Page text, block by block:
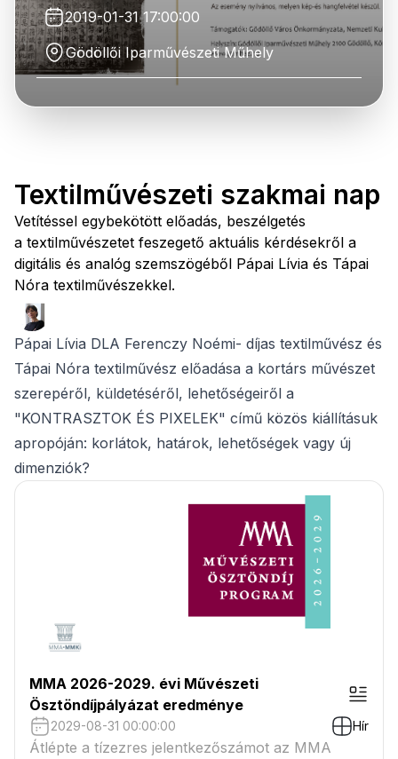
2019-01-31 17:00:00
Gödöllői Iparművészeti Műhely
Textilművészeti szakmai nap
Vetítéssel egybekötött előadás, beszélgetés
a textilművészetet feszegető aktuális kérdésekről a
digitális és analóg szemszögéből Pápai Lívia és Tápai
Nóra textilművészekkel.
Pápai Lívia DLA Ferenczy Noémi- díjas textilművész és
Tápai Nóra textilművész előadása a kortárs művészet
szerepéről, küldetéséről, lehetőségeiről a
"KONTRASZTOK ÉS PIXELEK" című közös kiállításuk
apropóján: korlátok, határok, lehetőségek vagy új
dimenziók?
MMA 2026-2029. évi Művészeti
Ösztöndíjpályázat eredménye
2029-08-31 00:00:00 Hír
Átlépte a tízezres jelentkezőszámot az MMA